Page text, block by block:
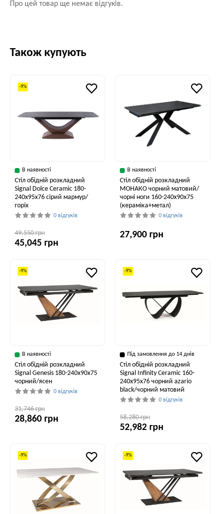
Про цей товар ще немає відгуків.
Також купують
-9%
В наявності
Стіл обідній розкладний
Signal Dolce Ceramic 180-
240x95x76 сірий мармур/
горіх
0 відгуків
49,550 грн
45,045 грн
В наявності
Стіл обідній розкладний
МОНАКО чорний матовий/
чорні ноги 160-240x90x75
(кераміка+метал)
0 відгуків
27,900 грн
-9%
В наявності
Стіл обідній розкладний
Signal Genesis 180-240x90x75
чорний/ясен
0 відгуків
31,746 грн
28,860 грн
-9%
Під замовлення до 14 днів
Стіл обідній розкладний
Signal Infinity Ceramic 160-
240x95x76 чорний azario
black/чорний матовий
0 відгуків
58,280 грн
52,982 грн
-9% -9%